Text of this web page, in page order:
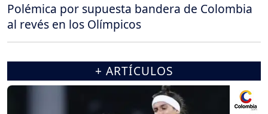
Polémica por supuesta bandera de Colombia
al revés en los Olímpicos
+ ARTÍCULOS